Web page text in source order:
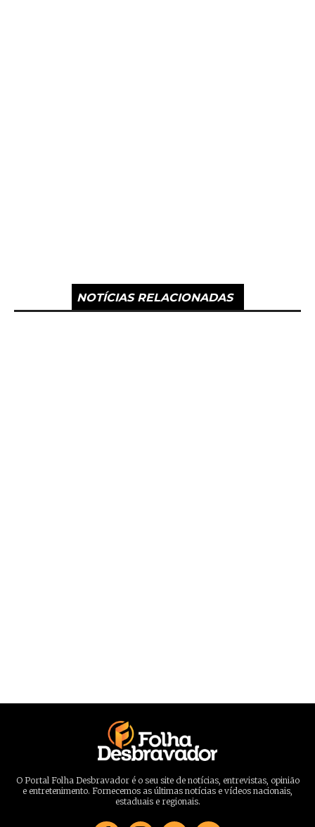
NOTÍCIAS RELACIONADAS
O Portal Folha Desbravador é o seu site de notícias, entrevistas, opinião
e entretenimento. Fornecemos as últimas notícias e vídeos nacionais,
estaduais e regionais.